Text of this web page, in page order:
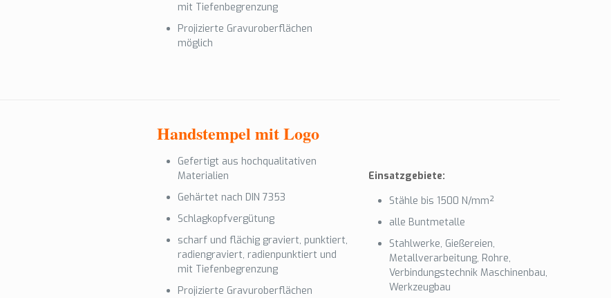
mit Tiefenbegrenzung
Projizierte Gravuroberflächen
möglich
Handstempel mit Logo
Gefertigt aus hochqualitativen
Materialien
Gehärtet nach DIN 7353
Schlagkopfvergütung
scharf und flächig graviert, punktiert,
radiengraviert, radienpunktiert und
mit Tiefenbegrenzung
Projizierte Gravuroberflächen
Einsatzgebiete:
Stähle bis 1500 N/mm²
alle Buntmetalle
Stahlwerke, Gießereien,
Metallverarbeitung, Rohre,
Verbindungstechnik Maschinenbau,
Werkzeugbau